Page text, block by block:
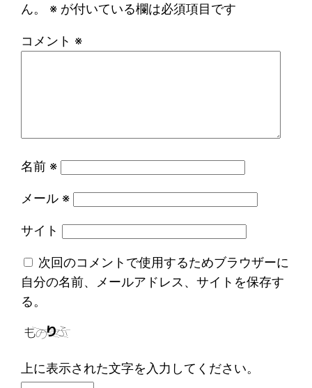
ん。
※ が付いている欄は必須項目です
コメント ※
名前 ※
メール ※
サイト
次回のコメントで使用するためブラウザーに
自分の名前、メールアドレス、サイトを保存す
る。
上に表示された文字を入力してください。